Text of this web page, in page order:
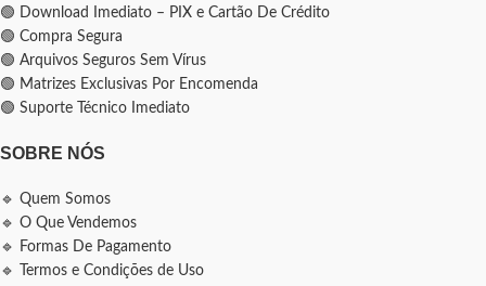
🟢 Download Imediato – PIX e Cartão De Crédito
🟢 Compra Segura
🟢 Arquivos Seguros Sem Vírus
🟢 Matrizes Exclusivas Por Encomenda
🟢 Suporte Técnico Imediato
SOBRE NÓS
🔹 Quem Somos
🔹 O Que Vendemos
🔹 Formas De Pagamento
🔹 Termos e Condições de Uso